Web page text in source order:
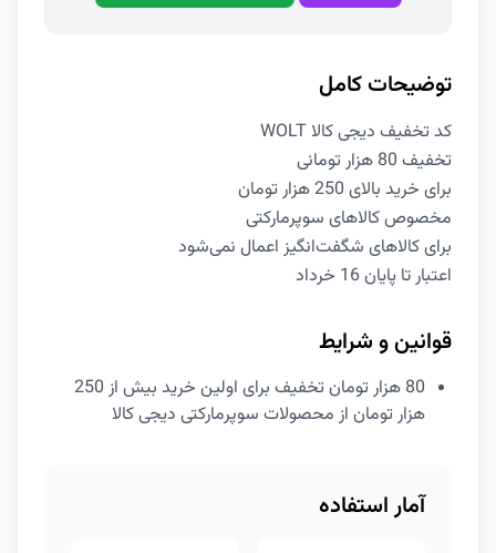
توضیحات کامل
کد تخفیف دیجی کالا WOLT
تخفیف 80 هزار تومانی
برای خرید بالای 250 هزار تومان
مخصوص کالاهای سوپرمارکتی
برای کالاهای شگفت‌انگیز اعمال نمی‌شود
اعتبار تا پایان 16 خرداد
قوانین و شرایط
80 هزار تومان تخفیف برای اولین خرید بیش از 250
هزار تومان از محصولات سوپرمارکتی دیجی کالا
آمار استفاده